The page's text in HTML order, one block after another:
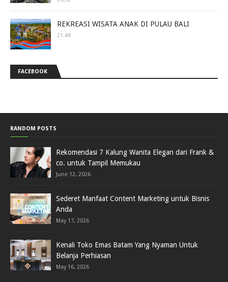
REKREASI WISATA ANAK DI PULAU BALI
21.48
FACEBOOK
RANDOM POSTS
Rekomendasi 7 Kalung Wanita Elegan dari Frank &
co. untuk Tampil Memukau
June 12, 2026
Sederet Manfaat Content Marketing untuk Bisnis
Anda
May 17, 2026
Kenali Toko Emas Batam Yang Nyaman Untuk
Belanja Perhiasan
May 16, 2026